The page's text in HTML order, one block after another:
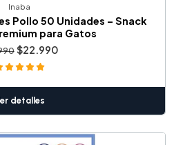
Inaba
Pollo 50 Unidades – Snack
para Gatos
$22.990
detalles